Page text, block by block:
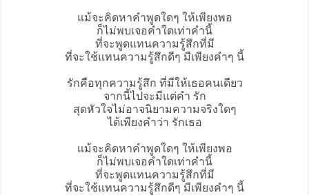
แม้จะคิดหาคำพูดใดๆ ให้เพียงพอ
ก็ไม่พบเจอคำใดเท่าคำนี้
ที่จะพูดแทนความรู้สึกที่มี
ที่จะใช้แทนความรู้สึกดีๆ มีเพียงคำๆ นี้
รักคือทุกความรู้สึก ที่มีให้เธอคนเดียว
จากนี้ไปจะมีแต่คำ รัก
สุดหัวใจไม่อาจนิยามความจริงใดๆ
ได้เพียงคำว่า รักเธอ
แม้จะคิดหาคำพูดใดๆ ให้เพียงพอ
ก็ไม่พบเจอคำใดเท่าคำนี้
ที่จะพูดแทนความรู้สึกที่มี
ที่จะใช้แทนความรู้สึกดีๆ มีเพียงคำๆ นี้